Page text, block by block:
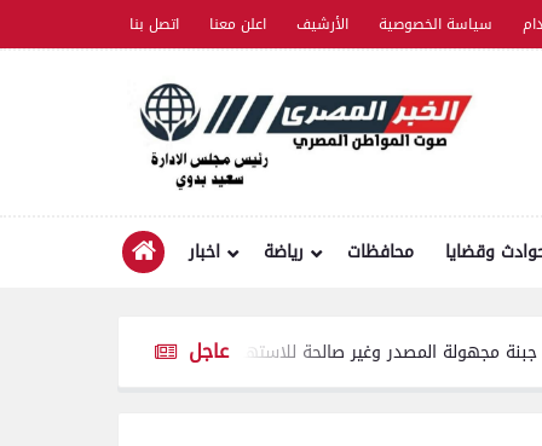
اتصل بنا اعلن معنا الأرشيف سياسة الخصوصية
اخبار رياضة محافظات وقضايا
عاجل